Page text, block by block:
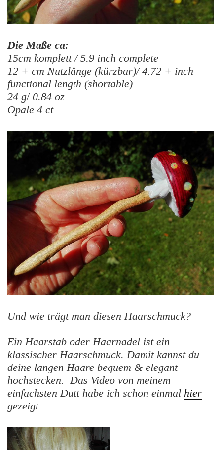
Die Maße ca:
15cm komplett / 5.9 inch complete
12 + cm Nutzlänge (kürzbar)/ 4.72 + inch
functional length (shortable)
24 g/ 0.84 oz
Opale 4 ct
Und wie trägt man diesen Haarschmuck?
Ein Haarstab oder Haarnadel ist ein
klassischer Haarschmuck. Damit kannst du
deine langen Haare bequem & elegant
hochstecken. Das Video von meinem
einfachsten Dutt habe ich schon einmal hier
gezeigt.